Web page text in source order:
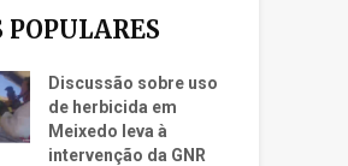
Discussão sobre uso
de herbicida em
Meixedo leva à
intervenção da GNR